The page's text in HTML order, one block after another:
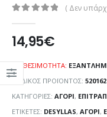
( Δεν
14,95€
ΔΙΑΘΕΣΙΜΌΤΗΤΑ:
ΚΩΔΙΚΌΣ ΠΡΟΪΌΝΤΟΣ: 520162
ΚΑΤΗΓΟΡΊΕΣ: ΑΓΌΡΙ,
ΕΤΙΚΈΤΕΣ: DESYLLAS, ΑΓΌΡΙ,